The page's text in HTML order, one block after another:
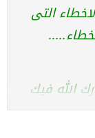
التى
الله فيك